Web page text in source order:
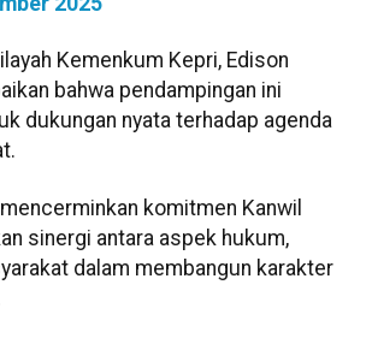
Kemenkum Kepri, Edison
bahwa pendampingan ini
dukungan nyata terhadap agenda
komitmen Kanwil
sinergi antara aspek hukum,
dalam membangun karakter